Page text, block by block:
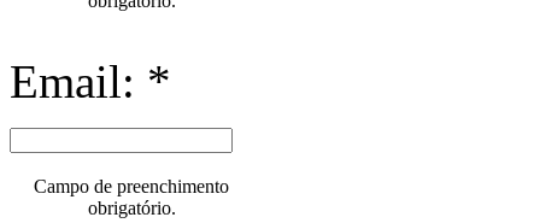
Email: *
Campo de preenchimento
obrigatório.